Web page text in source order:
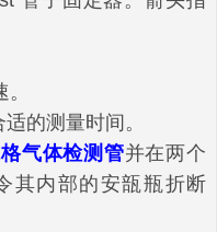
的测量时间。
气体检测管并在两个
其内部的安瓿瓶折断